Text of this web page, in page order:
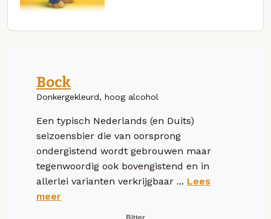
Bock
Donkergekleurd, hoog alcohol
Een typisch Nederlands (en Duits)
seizoensbier die van oorsprong
ondergistend wordt gebrouwen maar
tegenwoordig ook bovengistend en in
allerlei varianten verkrijgbaar ... Lees
meer